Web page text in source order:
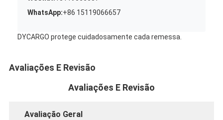
WhatsApp:+86 15119066657
DYCARGO protege cuidadosamente cada remessa.
Avaliações E Revisão
Avaliações E Revisão
Avaliação Geral